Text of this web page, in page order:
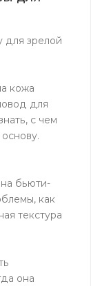
для зрелой
кожа
для
с чем
бьюти-
как
текстура
она